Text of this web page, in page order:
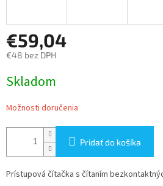
€59,04
€48 bez DPH
cena:
Skladom
Možnosti doručenia
Pridať do košíka
Prístupová čítačka s čítaním